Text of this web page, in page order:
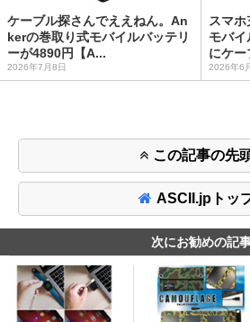
ケーブル探さんでええねん。An
kerの巻取り式モバイルバッテリ
ーが4890円【A...
2026年7月8日
スマ
モバ
にケー
2026年6
この記事の先
ASCII.jpトッ
次にお勧めの記